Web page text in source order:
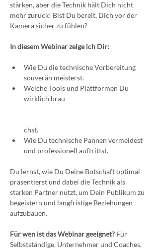
stärken, aber die Technik hält Dich nicht
mehr zurück! Bist Du bereit, Dich vor der
Kamera sicher zu fühlen?
In diesem Webinar zeige ich Dir:
Wie Du die technische Vorbereitung
souverän meisterst.
Welche Tools und Plattformen Du
wirklich brau
chst.
Wie Du technische Pannen vermeidest
und professionell auftrittst.
Du lernst, wie Du Deine Botschaft optimal
präsentierst und dabei die Technik als
starken Partner nutzt, um Dein Publikum zu
begeistern und langfristige Beziehungen
aufzubauen.
Für wen ist das Webinar geeignet? Für
Selbstständige, Unternehmer und Coaches,